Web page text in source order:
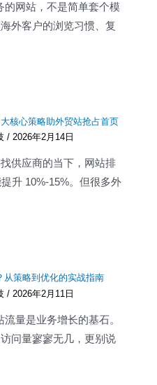
的网站，不是简单套个模
外客户的浏览习惯、复
核心策略助外贸站抢占首页
/ 2026年2月14日
供应商的当下，网站排
升 10%-15%。但很多外
从策略到优化的实战指南
/ 2026年2月11日
量是业务增长的基石。
问量寥寥无几，更别说